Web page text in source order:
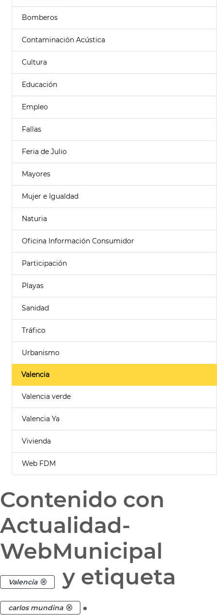
Bomberos
Contaminación Acústica
Cultura
Educación
Empleo
Fallas
Feria de Julio
Mayores
Mujer e Igualdad
Naturia
Oficina Información Consumidor
Participación
Playas
Sanidad
Tráfico
Urbanismo
Valencia
Valencia verde
Valencia Ya
Vivienda
Web FDM
Contenido con
Actualidad-
WebMunicipal
Valencia y etiqueta
carlos mundina .